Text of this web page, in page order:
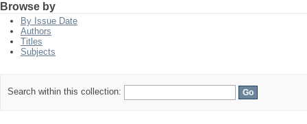
Browse by
By Issue Date
Authors
Titles
Subjects
Search within this collection: